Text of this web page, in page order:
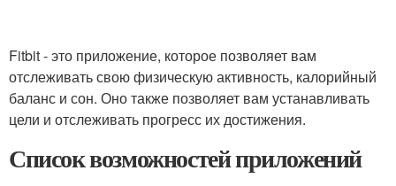
Fitbit - это приложение, которое позволяет вам
отслеживать свою физическую активность, калорийный
баланс и сон. Оно также позволяет вам устанавливать
цели и отслеживать прогресс их достижения.
Список возможностей приложений